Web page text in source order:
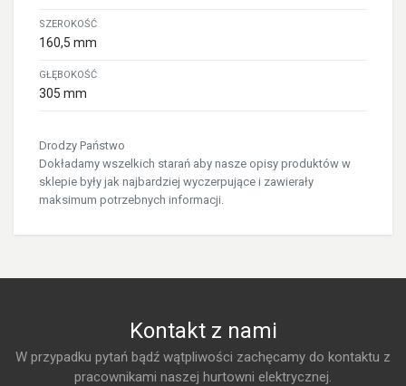
SZEROKOŚĆ
160,5 mm
GŁĘBOKOŚĆ
305 mm
Drodzy Państwo
Dokładamy wszelkich starań aby nasze opisy produktów w
sklepie były jak najbardziej wyczerpujące i zawierały
maksimum potrzebnych informacji.
0.0001min
Kontakt z nami
W przypadku pytań bądź wątpliwości zachęcamy do kontaktu z
pracownikami naszej hurtowni elektrycznej.